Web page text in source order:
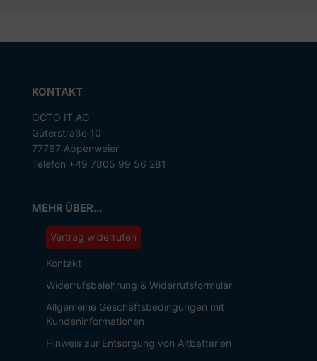
KONTAKT
OCTO IT AG
Güterstraße 10
77767 Appenweier
Telefon +49 7805 99 56 281
MEHR ÜBER...
Vertrag widerrufen
Kontakt
Widerrufsbelehrung & Widerrufsformular
Allgemeine Geschäftsbedingungen mit
Kundeninformationen
Hinweis zur Entsorgung von Altbatterien